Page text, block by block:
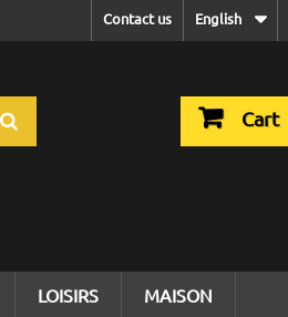
English
Contact us
Cart
LOISIRS MAISON